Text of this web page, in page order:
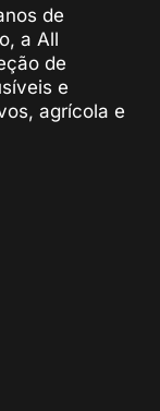
de
a All
de
e
agrícola e